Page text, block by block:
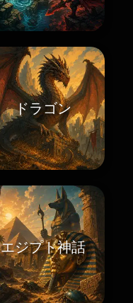
ドラゴン
エジプト神話